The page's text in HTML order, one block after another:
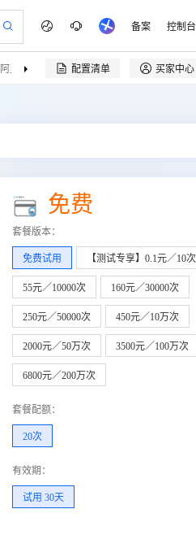
备案 控制台
阿里云精选 伙伴招募
配置清单  买家中心
免费
套餐版本：
免费试用 【测试专享】0.1元／10次
55元／10000次 160元／30000次
250元／50000次 450元／10万次
2000元／50万次 3500元／100万次
6800元／200万次
套餐配额 ：
20次
有效期 ：
试用 30天